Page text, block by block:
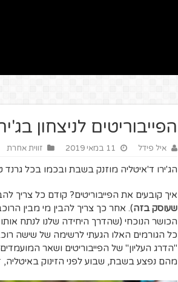
הפייבוריטים לניצחון בג'ירו
איל פידל 11 במאי 2019 זווית אחרת
הג'ירו ד'איטליה מוזנק בשבת ובכמו בכל
איך קובעים את הפייבוריטים? קודם כל צריך
שעוסק בזה). אחר כך צריך להבין מי מבין
הכושר הנוכחי (שהדרך היחידה שלנו לנתח
כל הגורמים האלו הגעתי לרשימה של שישה
"הדרג העליון" של הפייבוריטים ושאר
מהם נפצע בשבת, שבוע לפני הזינוק באיטליה,